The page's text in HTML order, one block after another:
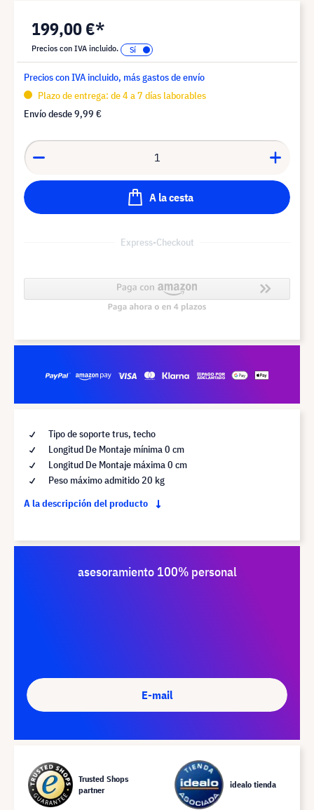
199,00 €*
Precios con IVA incluido.
Precios con IVA incluido, más gastos de envío
Plazo de entrega: de 4 a 7 días laborables
Envío desde9,99 €
A la cesta
Express-Checkout
Tipo de soporte trus, techo
Longitud De Montaje mínima 0 cm
Longitud De Montaje máxima 0 cm
Peso máximo admitido 20 kg
A la descripción del producto
asesoramiento 100% personal
E-mail
Trusted Shops
partner
idealo tienda